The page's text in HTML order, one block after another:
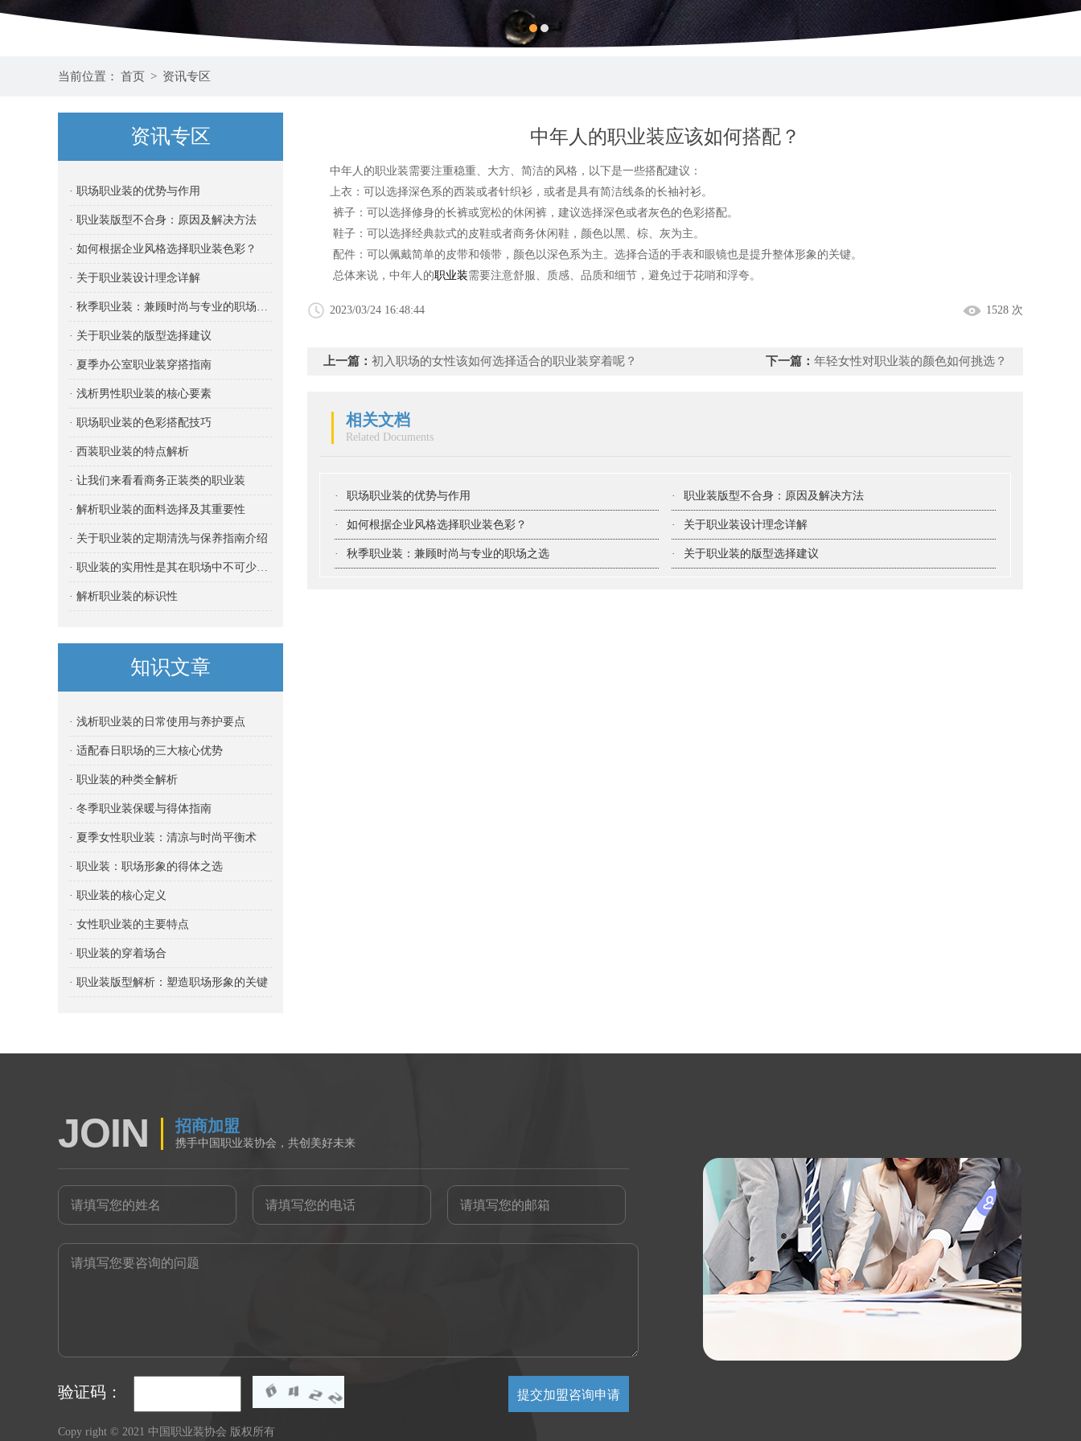
当前位置： 首页 > 资讯专区
资讯专区
· 职场职业装的优势与作用
· 职业装版型不合身：原因及解决方法
· 如何根据企业风格选择职业装色彩？
· 关于职业装设计理念详解
· 秋季职业装：兼顾时尚与专业的职场之选
· 关于职业装的版型选择建议
· 夏季办公室职业装穿搭指南
· 浅析男性职业装的核心要素
· 职场职业装的色彩搭配技巧
· 西装职业装的特点解析
· 让我们来看看商务正装类的职业装
· 解析职业装的面料选择及其重要性
· 关于职业装的定期清洗与保养指南介绍
· 职业装的实用性是其在职场中不可少的重要属性
· 解析职业装的标识性
知识文章
· 浅析职业装的日常使用与养护要点
· 适配春日职场的三大核心优势
· 职业装的种类全解析
· 冬季职业装保暖与得体指南
· 夏季女性职业装：清凉与时尚平衡术
· 职业装：职场形象的得体之选
· 职业装的核心定义
· 女性职业装的主要特点
· 职业装的穿着场合
· 职业装版型解析：塑造职场形象的关键
中年人的职业装应该如何搭配？
中年人的职业装需要注重稳重、大方、简洁的风格，以下是一些搭配建议：
上衣：可以选择深色系的西装或者针织衫，或者是具有简洁线条的长袖衬衫。
裤子：可以选择修身的长裤或宽松的休闲裤，建议选择深色或者灰色的色彩搭配。
鞋子：可以选择经典款式的皮鞋或者商务休闲鞋，颜色以黑、棕、灰为主。
配件：可以佩戴简单的皮带和领带，颜色以深色系为主。选择合适的手表和眼镜也是提升整体形象的关键。
总体来说，中年人的职业装需要注意舒服、质感、品质和细节，避免过于花哨和浮夸。
2023/03/24 16:48:44 1528 次
上一篇： 初入职场的女性该如何选择适合的职业装穿着呢？ 下一篇： 年轻女性对职业装的颜色如何挑选？
相关文档
Related Documents
· 职场职业装的优势与作用 · 职业装版型不合身：原因及解决方法
· 如何根据企业风格选择职业装色彩？ · 关于职业装设计理念详解
· 秋季职业装：兼顾时尚与专业的职场之选 · 关于职业装的版型选择建议
JOIN 招商加盟
携手中国职业装协会，共创美好未来
验证码：
Copy right © 2021 中国职业装协会 版权所有